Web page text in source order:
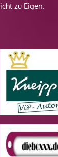
zu Eigen.